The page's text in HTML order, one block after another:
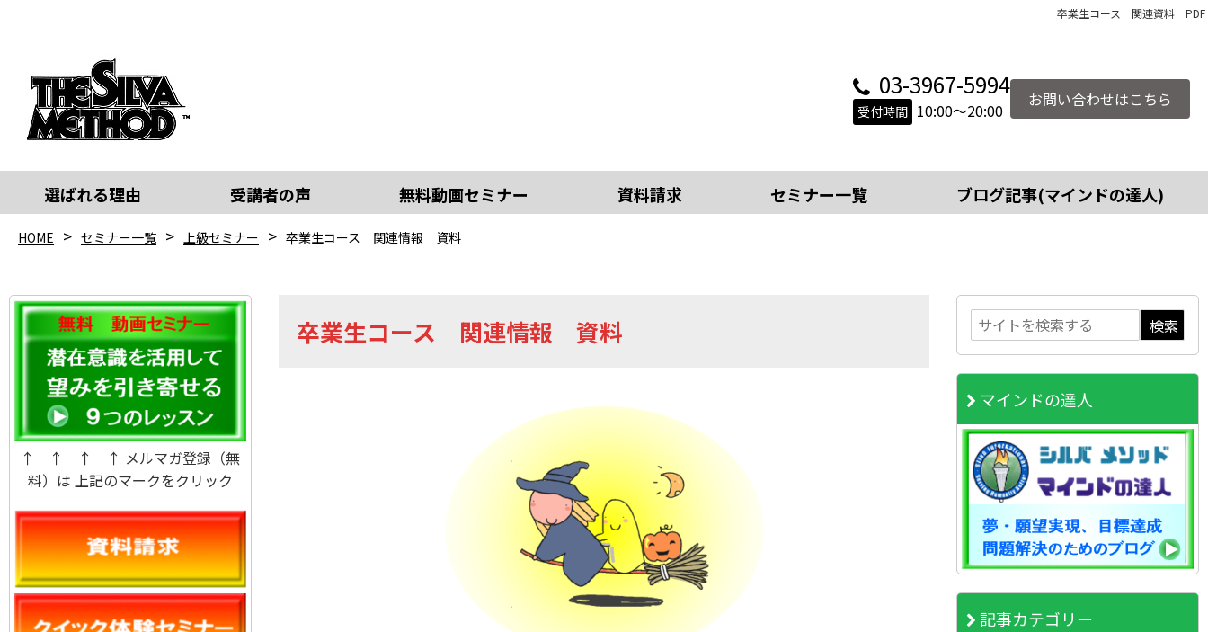
卒業生コース 関連資料 PDF
03-3967-5994
受付時間 10:00～20:00
お問い合わせはこちら
選ばれる理由 受講者の声 無料動画セミナー 資料請求 セミナー一覧 ブログ記事(マインドの達人)
HOME セミナー一覧 上級セミナー 卒業生コース 関連情報 資料
卒業生コース 関連情報 資料
↑ ↑ ↑ ↑ メルマガ登録（無
料）は 上記のマークをクリック
マインドの達人
記事カテゴリー